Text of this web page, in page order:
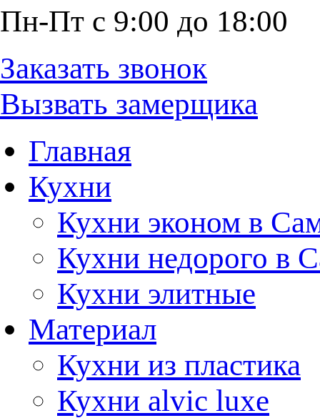
Пн-Пт с 9:00 до 18:00
Заказать звонок
Вызвать замерщика
Главная
Кухни
Кухни эконом в
Кухни недорого в
Кухни элитные
Материал
Кухни из пластика
Кухни alvic luxe